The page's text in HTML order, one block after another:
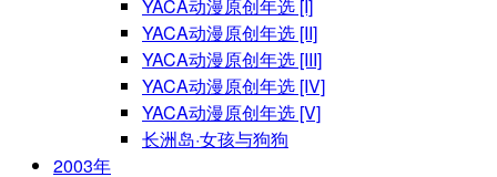
YACA动漫原创年选 [I]
YACA动漫原创年选 [II]
YACA动漫原创年选 [III]
YACA动漫原创年选 [IV]
YACA动漫原创年选 [V]
长洲岛·女孩与狗狗
2003年